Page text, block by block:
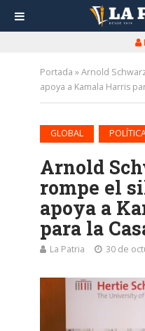
Portada »Arnold
apoya a Kamala Harris
GLOBAL
Arnold
rompe el
apoya a
para la
La Patria 30 de